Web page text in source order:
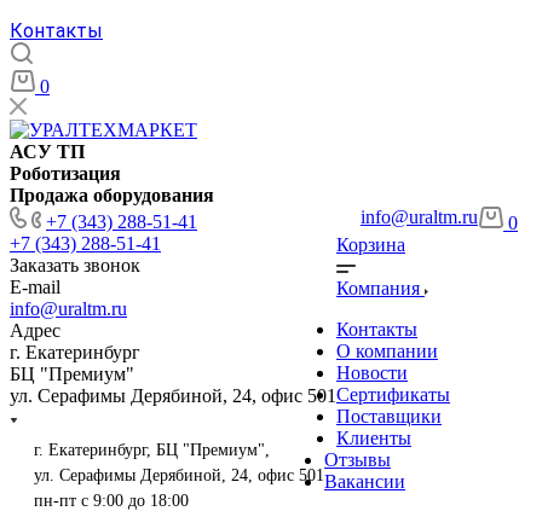
Контакты
0
АСУ ТП
Роботизация
Продажа оборудования
+7 (343) 288-51-41
+7 (343) 288-51-41
Заказать звонок
E-mail
info@uraltm.ru
Адрес
г. Екатеринбург
БЦ "Премиум"
ул. Серафимы Дерябиной, 24, офис 501
info@uraltm.ru
г. Екатеринбург, БЦ "Премиум",
ул. Серафимы Дерябиной, 24, офис 501
пн-пт с 9:00 до 18:00
0
Корзина
Компания
Контакты
О компании
Новости
Сертификаты
Поставщики
Клиенты
Отзывы
Вакансии